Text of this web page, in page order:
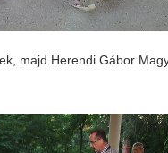
majd Herendi Gábor